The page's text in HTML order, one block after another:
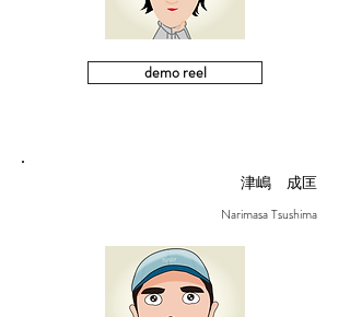
demo reel
津嶋 成匡
Narimasa Tsushima